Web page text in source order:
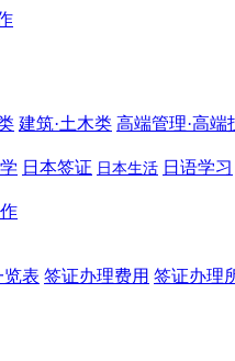
建筑·土木类 高端管理·高端
日本签证 日本生活 日语学习
览表 签证办理费用 签证办理